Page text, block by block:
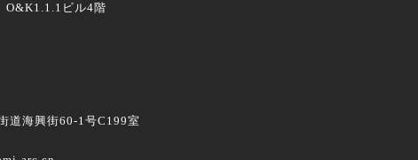
ビル4階
道海興街60-1号C199室